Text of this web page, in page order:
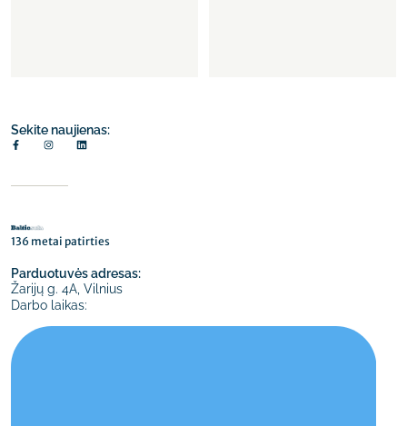
Sekite naujienas:
136 metai patirties
Parduotuvės adresas:
Žarijų g. 4A, Vilnius
Darbo laikas: